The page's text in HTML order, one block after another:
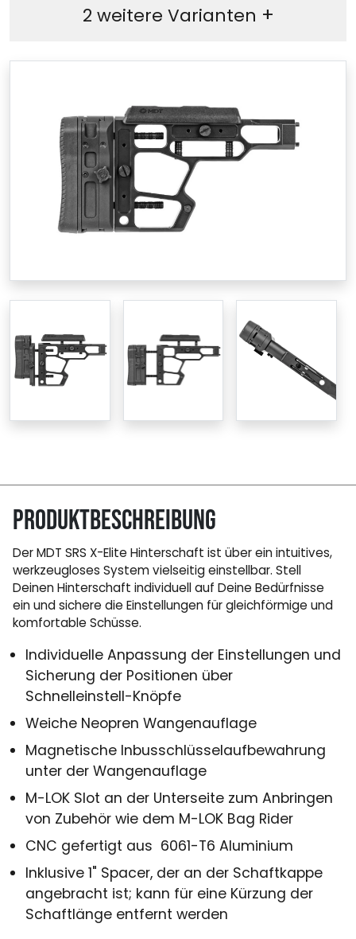
2 weitere Varianten +
Produktbeschreibung
Der MDT SRS X-Elite Hinterschaft ist über ein intuitives,
werkzeugloses System vielseitig einstellbar. Stell
Deinen Hinterschaft individuell auf Deine Bedürfnisse
ein und sichere die Einstellungen für gleichförmige und
komfortable Schüsse.
Individuelle Anpassung der Einstellungen und
Sicherung der Positionen über
Schnelleinstell-Knöpfe
Weiche Neopren Wangenauflage
Magnetische Inbusschlüsselaufbewahrung
unter der Wangenauflage
M-LOK Slot an der Unterseite zum Anbringen
von Zubehör wie dem M-LOK Bag Rider
CNC gefertigt aus 6061-T6 Aluminium
Inklusive 1" Spacer, der an der Schaftkappe
angebracht ist; kann für eine Kürzung der
Schaftlänge entfernt werden